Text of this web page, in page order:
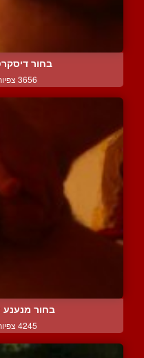
בחור
3656 צפיות
בחור
4245 צפיות